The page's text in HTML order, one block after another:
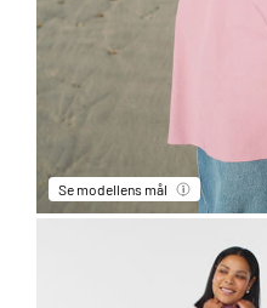
Se modellens mål